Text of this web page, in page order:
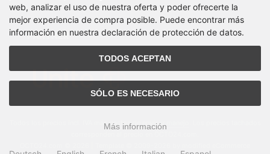
PARTNER
Todos los precios incl. IVA másgastos de envío y manejo
web, analizar el uso de nuestra oferta y poder ofrecerte la
mejor experiencia de compra posible. Puede encontrar más
información en nuestra declaración de protección de datos.
TODOS ACEPTAN
SÓLO ES NECESARIO
Más información